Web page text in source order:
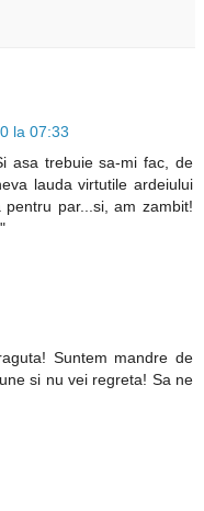
la 07:33
asa trebuie sa-mi fac, de
lauda virtutile ardeiului
par...si, am zambit!
Suntem mandre de
si nu vei regreta! Sa ne